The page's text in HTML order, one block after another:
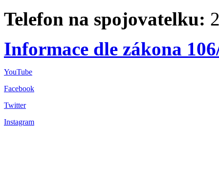
Telefon na spojovatelku:
Informace dle zákona
YouTube
Facebook
Twitter
Instagram